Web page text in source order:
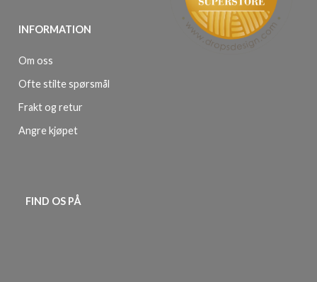
INFORMATION
Om oss
Ofte stilte spørsmål
Frakt og retur
Angre kjøpet
FIND OS PÅ